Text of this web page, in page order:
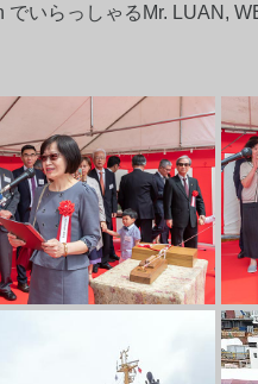
いらっしゃるMr. LUAN,